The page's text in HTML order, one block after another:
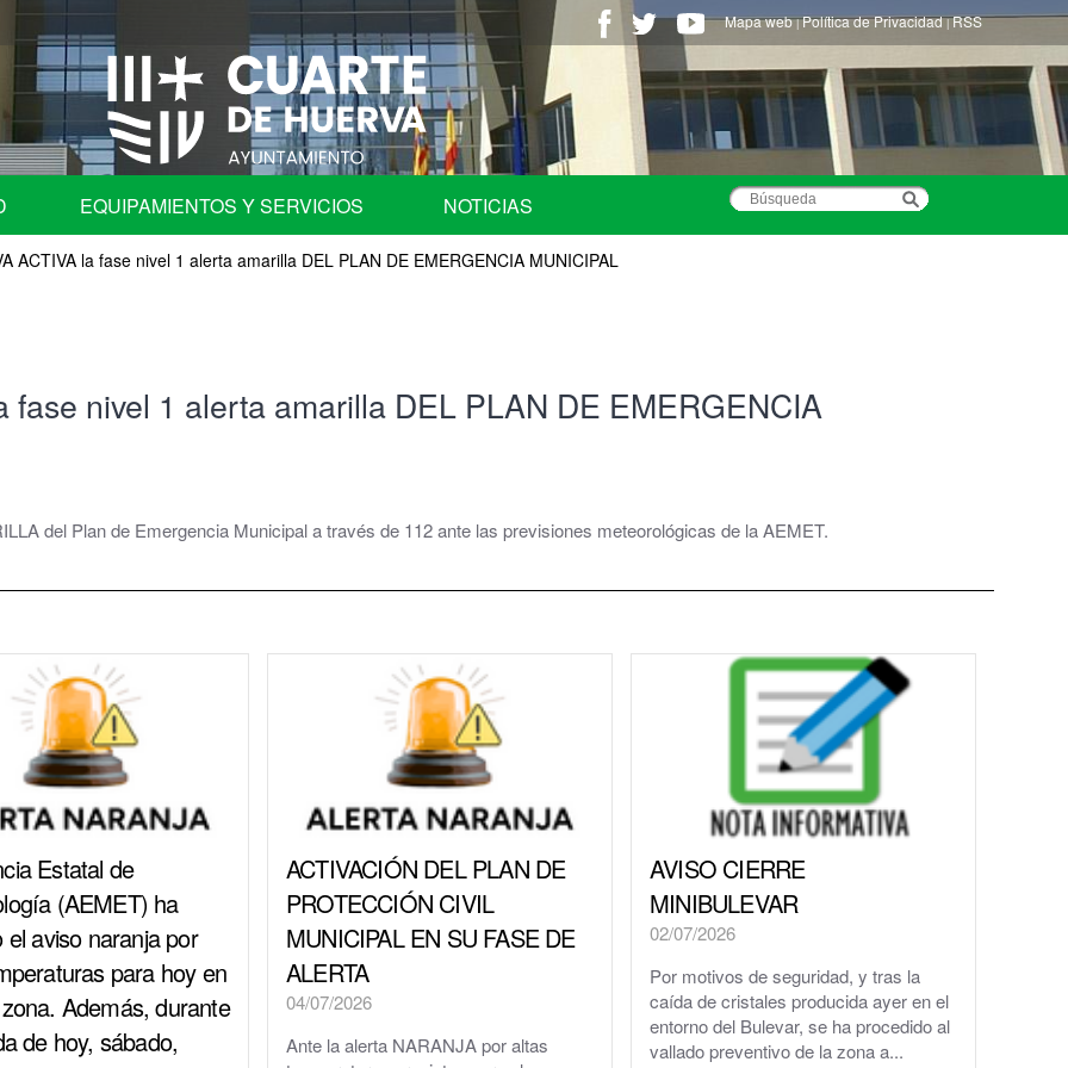
Mapa web|Política de Privacidad | RSS
de Cuentas
en órganos colegiados.
EQUIPAMIENTOS Y SERVICIOS
Programa de Fiestas
Centros Educativos de Cuarte de Huerva
Cementerio Municipal
Club CdH
Cultura
Deportes
Depuradora, Potabilizadora y Depósitos de Agua
Directorio de empresas
ACHE, Asociación Corredor del Huerva Empresarial
Iglesia de Santa Cruz
Juzgados
NOTICIAS
ACTIVA la fase nivel 1 alerta amarilla DEL PLAN DE EMERGENCIA MUNICIPAL
fase nivel 1 alerta amarilla DEL PLAN DE EMERGENCIA
del Plan de Emergencia Municipal a través de 112 ante las previsiones meteorológicas de la AEMET.
Estatal de
(AEMET) ha
el aviso naranja por
para hoy en
Además, durante
de hoy, sábado,
ACTIVACIÓN DEL PLAN DE
PROTECCIÓN CIVIL
MUNICIPAL EN SU FASE DE
ALERTA
04/07/2026
Ante la alerta NARANJA por altas
AVISO CIERRE
MINIBULEVAR
02/07/2026
Por motivos de seguridad, y tras la
caída de cristales producida ayer en el
entorno del Bulevar, se ha procedido al
vallado preventivo de la zona a...